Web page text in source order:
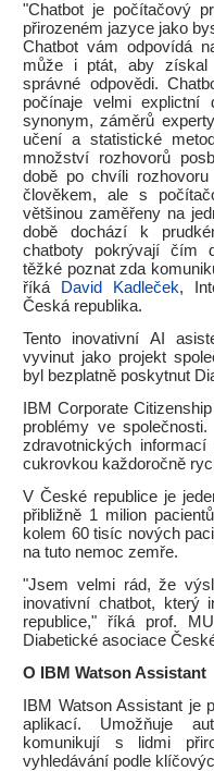
"Chatbot je počítačový
přirozeném jazyce jako
Chatbot vám odpovídá
může i ptát, aby získal
správné odpovědi.
počínaje velmi explictní
synonym, záměrů
učení a statistické
množství rozhovorů
době po chvíli
člověkem, ale s
většinou zaměřeny na
době dochází k
chatboty pokrývají
těžké poznat zda
říká
David Kadleček,
Česká republika.
Tento inovativní AI
vyvinut jako projekt
byl bezplatně poskytnut
IBM Corporate
problémy ve
zdravotnických
cukrovkou každoročně
V České republice je
přibližně 1 milion
kolem 60 tisíc nových
na tuto nemoc zemře.
"Jsem velmi rád, že
inovativní chatbot, který
republice," říká prof.
Diabetické asociace
O IBM Watson Assistant
IBM Watson Assistant je
aplikací. Umožňuje
komunikují s lidmi
vyhledávání podle